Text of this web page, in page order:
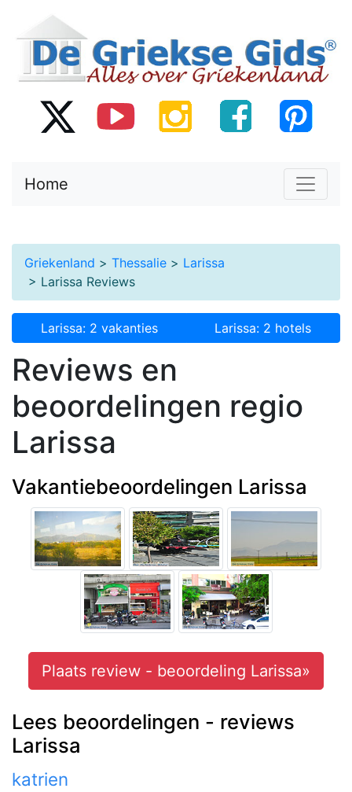
Home
Griekenland > Thessalie > Larissa
> Larissa Reviews
Larissa: 2 vakanties Larissa: 2 hotels
Reviews en
beoordelingen regio
Larissa
Vakantiebeoordelingen Larissa
Plaats review - beoordeling Larissa»
Lees beoordelingen - reviews
Larissa
katrien